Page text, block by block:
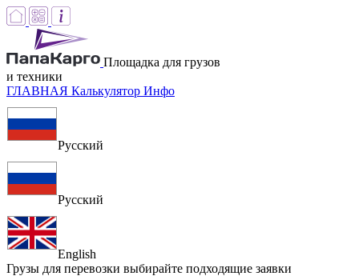
Площадка для грузов
и техники
ГЛАВНАЯ Калькулятор Инфо
Русский
Русский
English
Грузы для перевозки выбирайте подходящие заявки